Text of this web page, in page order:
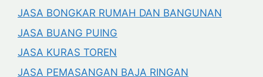
JASA BONGKAR RUMAH DAN BANGUNAN
JASA BUANG PUING
JASA KURAS TOREN
JASA PEMASANGAN BAJA RINGAN